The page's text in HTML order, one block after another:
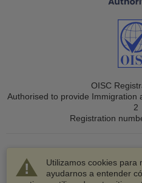
Utilizamos cookies para
ayudarnos a entender
OISC
Authorised to provide Immigration
2
Registration